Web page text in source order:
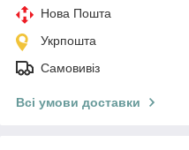
Нова Пошта
Укрпошта
Самовивіз
Всі умови доставки